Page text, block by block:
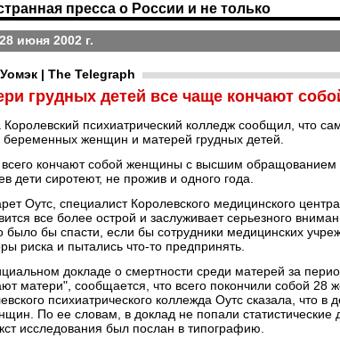
пресса о России и не только
28 июня 2002 г.
| The Telegraph
грудных детей все чаще кончают
Королевский психиатрический колледж сообщил, что
беременных женщин и матерей грудных детей.
кончают собой женщины с высшим обращованием
дети сиротеют, не прожив и одного года.
Оутс, специалист Королевского медицинского
все более острой и заслуживает серьезного
было бы спасти, если бы сотрудники медицинских
риска и пытались что-то предпринять.
докладе о смертности среди матерей за
матери", сообщается, что всего покончили собой 28
психиатрического коллежда Оутс сказала, что в
По ее словам, в доклад не попали статистические
исследования был послан в типографию.